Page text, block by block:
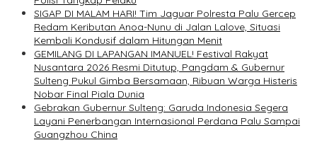
SIGAP DI MALAM HARI! Tim Jaguar Polresta Palu Gercep
Redam Keributan Anoa-Nunu di Jalan Lalove, Situasi
Kembali Kondusif dalam Hitungan Menit
GEMILANG DI LAPANGAN IMANUEL! Festival Rakyat
Nusantara 2026 Resmi Ditutup, Pangdam & Gubernur
Sulteng Pukul Gimba Bersamaan, Ribuan Warga Histeris
Nobar Final Piala Dunia
Gebrakan Gubernur Sulteng: Garuda Indonesia Segera
Layani Penerbangan Internasional Perdana Palu Sampai
Guangzhou China